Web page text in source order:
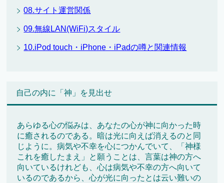
08.サイト運営関係
09.無線LAN(WiFi)スタイル
10.iPod touch・iPhone・iPadの噂と関連情報
自己の内に「神」を見出せ
あらゆる心の悩みは、あなたの心が神に向かった時
に癒されるのである。暗は光に向えば消えるのと同
じように。病気や不幸を心につかんでいて、「神様
これを癒したまえ」と願うことは、言葉は神の方へ
向いているけれども、心は病気や不幸の方へ向いて
いるのであるから、心が光に向ったとは云い難いの